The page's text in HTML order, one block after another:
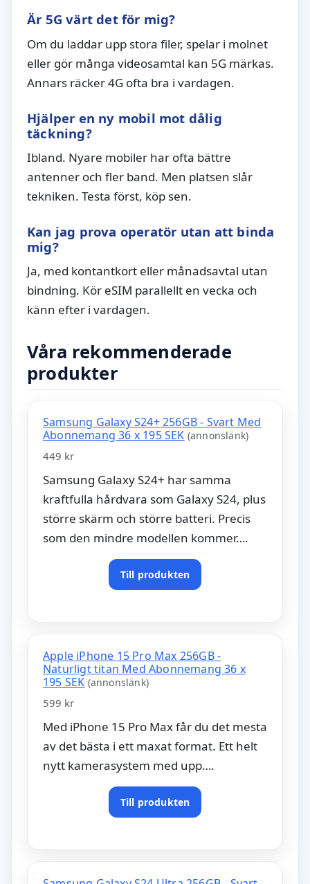
Är 5G värt det för mig?
Om du laddar upp stora filer, spelar i molnet
eller gör många videosamtal kan 5G märkas.
Annars räcker 4G ofta bra i vardagen.
Hjälper en ny mobil mot dålig
täckning?
Ibland. Nyare mobiler har ofta bättre
antenner och fler band. Men platsen slår
tekniken. Testa först, köp sen.
Kan jag prova operatör utan att binda
mig?
Ja, med kontantkort eller månadsavtal utan
bindning. Kör eSIM parallellt en vecka och
känn efter i vardagen.
Våra rekommenderade
produkter
Samsung Galaxy S24+ 256GB - Svart Med
Abonnemang 36 x 195 SEK (annonslänk)
449 kr
Samsung Galaxy S24+ har samma
kraftfulla hårdvara som Galaxy S24, plus
större skärm och större batteri. Precis
som den mindre modellen kommer….
Till produkten
Apple iPhone 15 Pro Max 256GB -
Naturligt titan Med Abonnemang 36 x
195 SEK (annonslänk)
599 kr
Med iPhone 15 Pro Max får du det mesta
av det bästa i ett maxat format. Ett helt
nytt kamerasystem med upp….
Till produkten